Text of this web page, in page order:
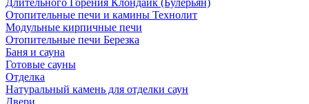
Длительного Горения Клондайк (Булерьян)
Отопительные печи и камины Технолит
Модульные кирпичные печи
Отопительные печи Березка
Баня и сауна
Готовые сауны
Отделка
Натуральный камень для отделки саун
Двери